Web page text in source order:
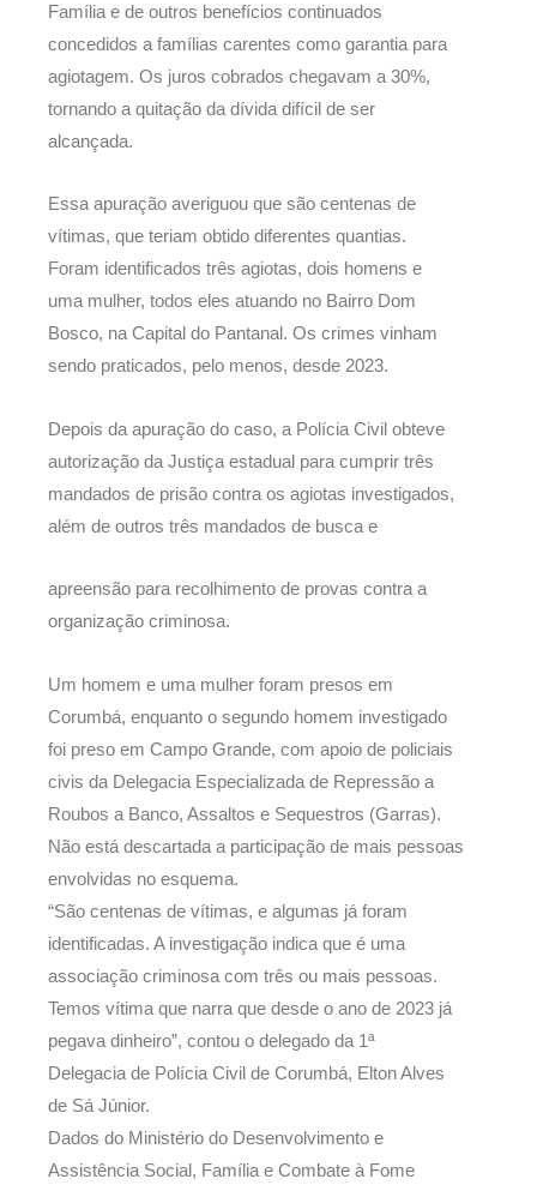
Família e de outros benefícios continuados
concedidos a famílias carentes como garantia para
agiotagem. Os juros cobrados chegavam a 30%,
tornando a quitação da dívida difícil de ser
alcançada.
Essa apuração averiguou que são centenas de
vítimas, que teriam obtido diferentes quantias.
Foram identificados três agiotas, dois homens e
uma mulher, todos eles atuando no Bairro Dom
Bosco, na Capital do Pantanal. Os crimes vinham
sendo praticados, pelo menos, desde 2023.
Depois da apuração do caso, a Polícia Civil obteve
autorização da Justiça estadual para cumprir três
mandados de prisão contra os agiotas investigados,
além de outros três mandados de busca e
apreensão para recolhimento de provas contra a
organização criminosa.
Um homem e uma mulher foram presos em
Corumbá, enquanto o segundo homem investigado
foi preso em Campo Grande, com apoio de policiais
civis da Delegacia Especializada de Repressão a
Roubos a Banco, Assaltos e Sequestros (Garras).
Não está descartada a participação de mais pessoas
envolvidas no esquema.
“São centenas de vítimas, e algumas já foram
identificadas. A investigação indica que é uma
associação criminosa com três ou mais pessoas.
Temos vítima que narra que desde o ano de 2023 já
pegava dinheiro”, contou o delegado da 1ª
Delegacia de Polícia Civil de Corumbá, Elton Alves
de Sá Júnior.
Dados do Ministério do Desenvolvimento e
Assistência Social, Família e Combate à Fome